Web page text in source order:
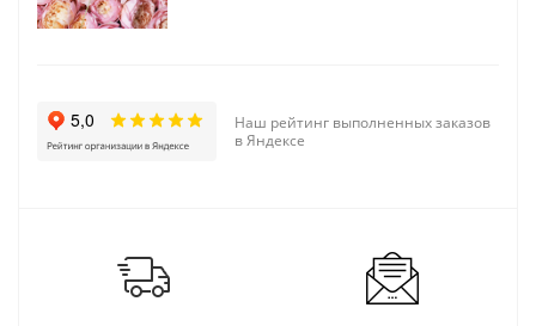
Наш рейтинг выполненных заказов
в Яндексе